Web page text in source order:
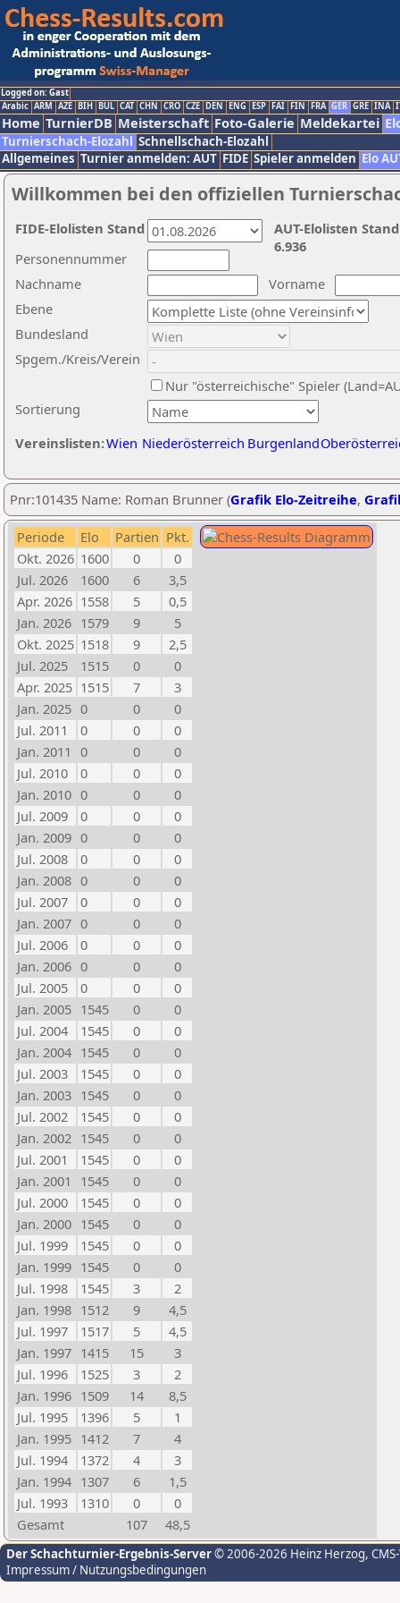
Logged on: Gast
Arabic ARM AZE BIH BUL CAT CHN CRO CZE DEN ENG ESP FAI FIN FRA GER GRE INA
Home TurnierDB Meisterschaft Foto-Galerie Meldekartei
Turnierschach-Elozahl Schnellschach-Elozahl
Allgemeines Turnier anmelden: AUT FIDE Spieler anmelden Elo
Willkommen bei den offiziellen
Nachname
Vorname
Ebene
Sortierung
Personennummer
Bundesland
Spgem./Kreis/Verein
Nur "österreichische" Spieler
Vereinslisten:Wien Niederösterreich Burgenland
AUT-Elolisten
6.936
FIDE-Elolisten Stand
Pnr:101435 Name: Roman Brunner (Grafik Elo-Zeitreihe,
Periode Elo Partien Pkt.
Okt. 2026 1600 0
0
Jul. 2026
1600 6
3,5
Apr. 2026 1558 5
0,5
Jan. 2026 1579 9
5
Okt. 2025 1518 9
2,5
Jul. 2025
1515 0
0
Apr. 2025 1515 7
3
Jan. 2025 0 0
0
Jul. 2011
0 0
0
Jan. 2011 0 0
0
Jul. 2010
0 0
0
Jan. 2010 0 0
0
Jul. 2009
0 0
0
Jan. 2009 0 0
0
Jul. 2008
0 0
0
Jan. 2008 0 0
0
Jul. 2007
0 0
0
Jan. 2007 0 0
0
Jul. 2006
0 0
0
Jan. 2006 0 0
0
Jul. 2005
0 0
0
Jan. 2005 1545 0
0
Jul. 2004
1545 0
0
Jan. 2004 1545 0
0
Jul. 2003
1545 0
0
Jan. 2003 1545 0
0
Jul. 2002
1545 0
0
Jan. 2002 1545 0
0
Jul. 2001
1545 0
0
Jan. 2001
1545 0
0
Jul. 2000
1545 0
0
Jan. 2000 1545 0
0
Jul. 1999
1545 0
0
Jan. 1999 1545 0
0
Jul. 1998
1545 3
2
Jan. 1998 1512 9
4,5
Jul. 1997
1517 5
4,5
Jan. 1997 1415 15
3
Jul. 1996
1525 3
2
Jan. 1996 1509 14
8,5
Jul. 1995
1396 5
1
Jan. 1995 1412 7
4
Jul. 1994
1372 4
3
Jan. 1994 1307 6
1,5
Jul. 1993
1310 0
0
Gesamt
107 48,5
Der Schachturnier-Ergebnis-Server© 2006-2026 Heinz Herzog,
Impressum / Nutzungsbedingungen